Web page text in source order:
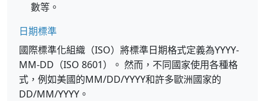
數等。
日期標準
國際標準化組織（ISO）將標準日期格式定義為YYYY-
MM-DD（ISO 8601）。 然而，不同國家使用各種格
式，例如美國的MM/DD/YYYY和許多歐洲國家的
DD/MM/YYYY。